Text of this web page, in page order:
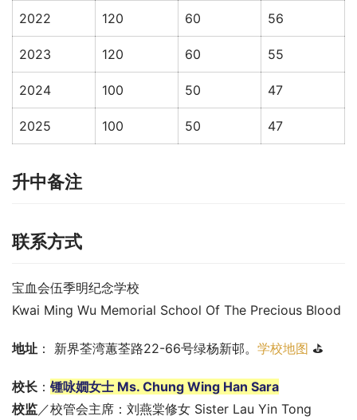
2022 120 60 56
2023 120 60 55
2024 100 50 47
2025 100 50 47
升中备注
联系方式
宝血会伍季明纪念学校
Kwai Ming Wu Memorial School Of The Precious Blood
地址 ： 新界荃湾蕙荃路22-66号绿杨新邨。 学校地图 ⛳
校长 ： 锺咏嫺女士 Ms. Chung Wing Han Sara
校监／校管会主席：刘燕棠修女 Sister Lau Yin Tong